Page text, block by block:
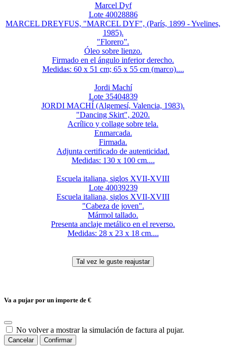
Marcel Dyf
Lote 40028886
MARCEL DREYFUS, "MARCEL DYF", (París, 1899 - Yvelines,
1985).
"Florero”.
Óleo sobre lienzo.
Firmado en el ángulo inferior derecho.
Medidas: 60 x 51 cm; 65 x 55 cm (marco)....
Jordi Machí
Lote 35404839
JORDI MACHÍ (Algemesí, Valencia, 1983).
"Dancing Skirt", 2020.
Acrílico y collage sobre tela.
Enmarcada.
Firmada.
Adjunta certificado de autenticidad.
Medidas: 130 x 100 cm....
Escuela italiana, siglos XVII-XVIII
Lote 40039239
Escuela italiana, siglos XVII-XVIII
"Cabeza de joven".
Mármol tallado.
Presenta anclaje metálico en el reverso.
Medidas: 28 x 23 x 18 cm....
Va a pujar por un importe de €
No volver a mostrar la simulación de factura al pujar.
Cancelar Confirmar